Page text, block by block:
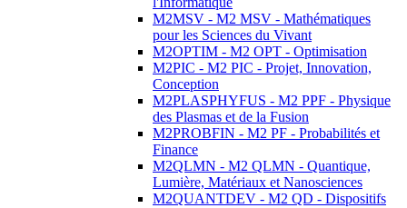
M2MSV - M2 MSV - Mathématiques
pour les Sciences du Vivant
M2OPTIM - M2 OPT - Optimisation
M2PIC - M2 PIC - Projet, Innovation,
Conception
M2PLASPHYFUS - M2 PPF - Physique
des Plasmas et de la Fusion
M2PROBFIN - M2 PF - Probabilités et
Finance
M2QLMN - M2 QLMN - Quantique,
Lumière, Matériaux et Nanosciences
M2QUANTDEV - M2 QD - Dispositifs